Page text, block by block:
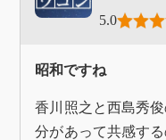
5.0
昭和ですね
香川照之と西島秀
分があって共感す